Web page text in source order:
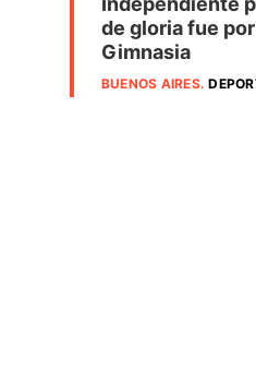
de gloria fue
Gimnasia
BUENOS AIRES.